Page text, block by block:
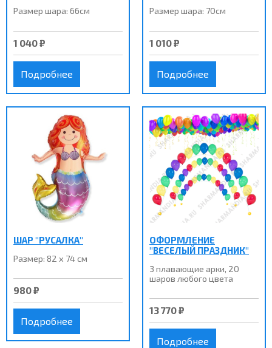
Размер шара: 66см
1 040 ₽
Подробнее
Размер шара: 70см
1 010 ₽
Подробнее
ШАР "РУСАЛКА"
Размер: 82 х 74 см
980 ₽
Подробнее
ОФОРМЛЕНИЕ
"ВЕСЕЛЫЙ ПРАЗДНИК"
3 плавающие арки, 20
шаров любого цвета
13 770 ₽
Подробнее